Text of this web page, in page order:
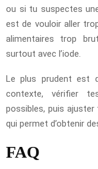
ou si tu suspectes
est de vouloir aller
alimentaires trop
surtout avec l’iode.
Le plus prudent est
contexte, vérifier
possibles, puis
qui permet d’obtenir
FAQ